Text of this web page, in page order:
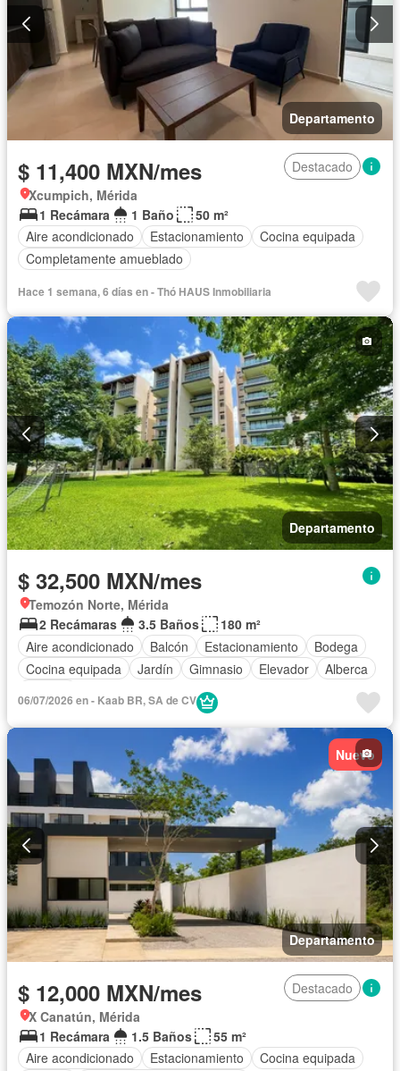
Departamento
$ 11,400 MXN/mes
Destacado
Xcumpich, Mérida
1 Recámara
1 Baño
50 m²
Aire acondicionado
Estacionamiento
Cocina equipada
Completamente amueblado
Hace 1 semana, 6 días en - Thó HAUS Inmobiliaria
Departamento
$ 32,500 MXN/mes
Temozón Norte, Mérida
2 Recámaras
3.5 Baños
180 m²
Aire acondicionado
Balcón Estacionamiento
Bodega
Cocina equipada
Jardín Gimnasio Elevador
Alberca
06/07/2026 en - Kaab BR, SA de CV
Nuevo
Departamento
$ 12,000 MXN/mes
Destacado
X Canatún, Mérida
1 Recámara
1.5 Baños
55 m²
Aire acondicionado
Estacionamiento
Cocina equipada